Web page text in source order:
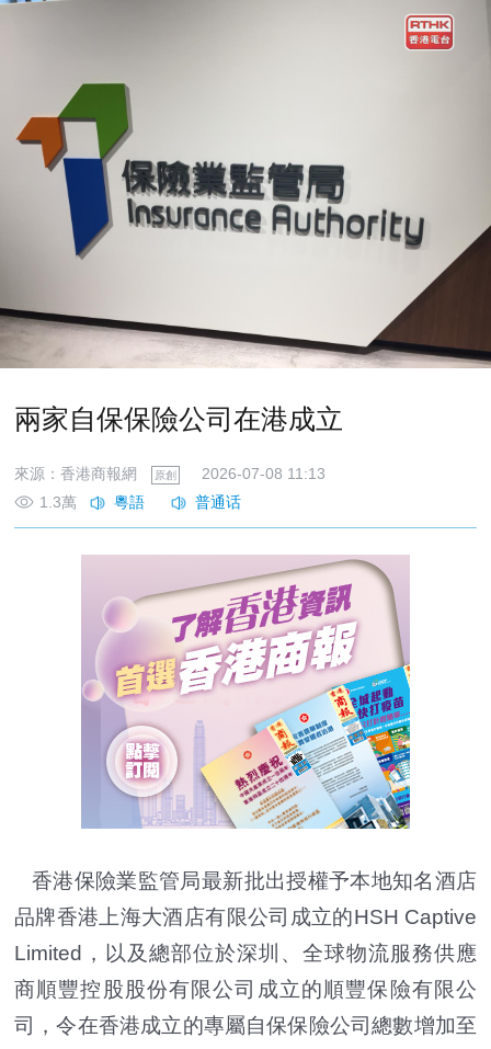
兩家自保保險公司在港成立
來源：香港商報網 原創
2026-07-08 11:13
1.3萬
香港保險業監管局最新批出授權予本地知名酒店
品牌香港上海大酒店有限公司成立的HSH Captive
Limited，以及總部位於深圳、全球物流服務供應
商順豐控股股份有限公司成立的順豐保險有限公
司，令在香港成立的專屬自保保險公司總數增加至